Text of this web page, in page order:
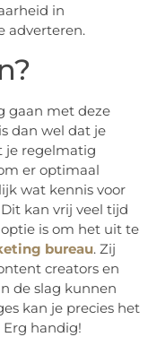
in
adverteren.
gaan met deze
dan wel dat je
je regelmatig
er optimaal
wat kennis voor
kan vrij veel tijd
is om het uit te
bureau. Zij
creators en
de slag kunnen
kan je precies het
handig!